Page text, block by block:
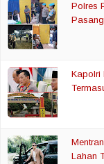
Polres
Kapolri
Lahan